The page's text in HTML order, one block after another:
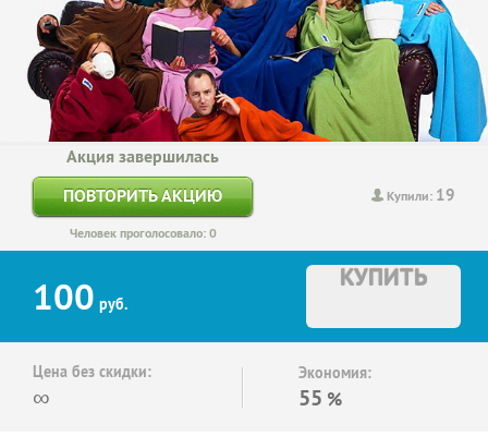
Купили: 19
Акция завершилась
ПОВТОРИТЬ АКЦИЮ
Человек проголосовало: 0
100 руб.
КУПИТЬ
Цена без скидки:
∞
Экономия:
55 %